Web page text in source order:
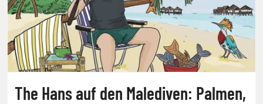
The Hans auf den Malediven: Palmen,